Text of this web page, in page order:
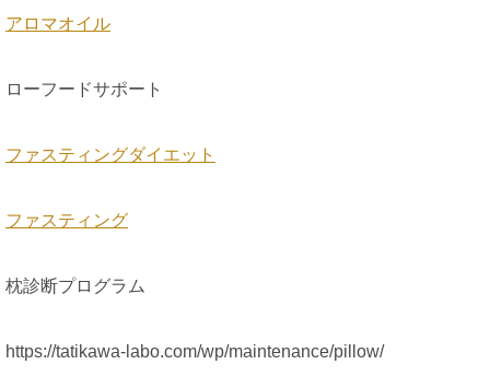
アロマオイル
ローフードサポート
ファスティングダイエット
ファスティング
枕診断プログラム
https://tatikawa-labo.com/wp/maintenance/pillow/